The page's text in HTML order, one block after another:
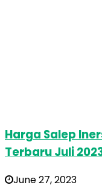
Harga Salep
Terbaru Juli
June 27, 2023